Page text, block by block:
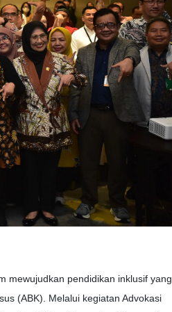
mewujudkan pendidikan inklusif yang
(ABK). Melalui kegiatan Advokasi